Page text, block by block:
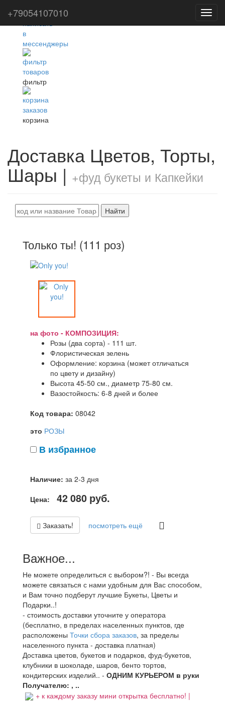
фильтр
корзина
Доставка Цветов, Торты,
Шары | +фуд букеты и Капкейки
Найти
Только ты! (111 роз)
на фото - КОМПОЗИЦИЯ:
Розы (два сорта) - 111 шт.
Флористическая зелень
Оформление: корзина (может отличаться
по цвету и дизайну)
Высота 45-50 см., диаметр 75-80 см.
Вазостойкость: 6-8 дней и более
Код товара: 08042
это РОЗЫ
В избранное
Наличие: за 2-3 дня
Цена:
42 080 руб.
Заказать! посмотреть ещё
Важное...
Не можете определиться с выбором?! - Вы всегда
можете связаться с нами удобным для Вас способом,
и Вам точно подберут лучшие Букеты, Цветы и
Подарки..!
- стоимость доставки уточните у оператора
(бесплатно, в пределах населенных пунктов, где
расположены Точки сбора заказов, за пределы
населенного пункта - доставка платная)
Доставка цветов, букетов и подарков, фуд-букетов,
клубники в шоколаде, шаров, бенто тортов,
кондитерских изделий.. - ОДНИМ КУРЬЕРОМ в руки
Получателю: , ..
+ к каждому заказу мини открытка бесплатно! |
+79054107010